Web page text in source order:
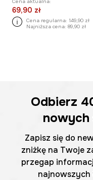
Cena aktualna:
69,90 zł
Cena regularna: 149,90 zł
Najniższa cena: 89,90 zł
Odbierz
Zapisz się do
zniżkę na Twoje
przegap
najnowszych